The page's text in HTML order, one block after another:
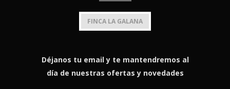
FINCA LA GALANA
Déjanos tu email y te mantendremos al
día de nuestras ofertas y novedades